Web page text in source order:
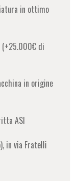
in ottimo
(+25.000€ di
in origine
ASI
in via Fratelli